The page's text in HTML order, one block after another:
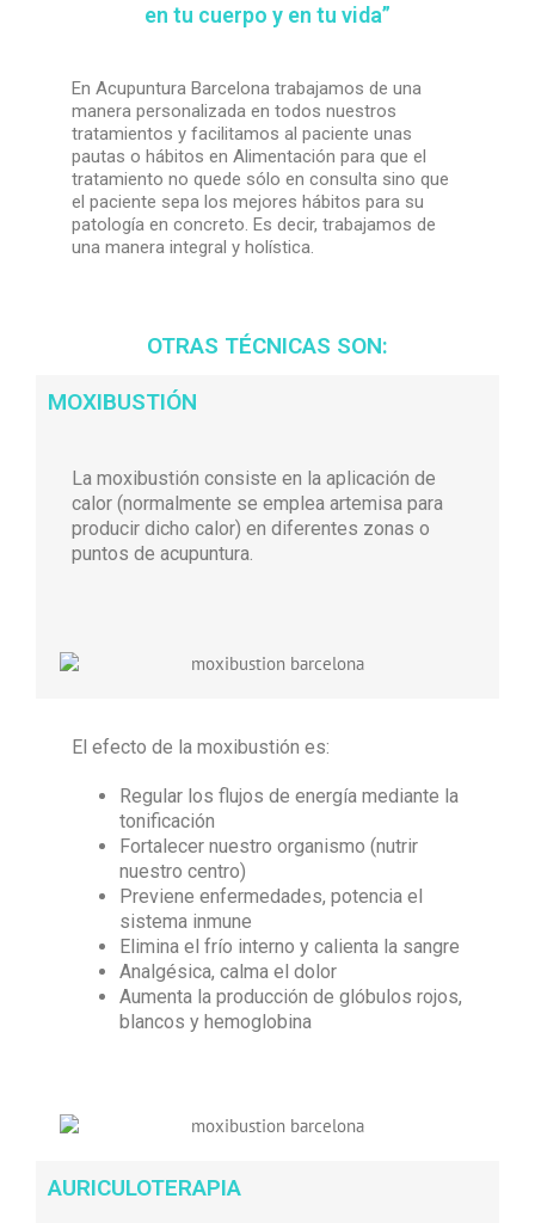
en tu cuerpo y en tu vida”
En Acupuntura Barcelona trabajamos de una
manera personalizada en todos nuestros
tratamientos y facilitamos al paciente unas
pautas o hábitos en Alimentación para que el
tratamiento no quede sólo en consulta sino que
el paciente sepa los mejores hábitos para su
patología en concreto. Es decir, trabajamos de
una manera integral y holística.
OTRAS TÉCNICAS SON:
MOXIBUSTIÓN
La moxibustión consiste en la aplicación de
calor (normalmente se emplea artemisa para
producir dicho calor) en diferentes zonas o
puntos de acupuntura.
El efecto de la moxibustión es:
Regular los flujos de energía mediante la
tonificación
Fortalecer nuestro organismo (nutrir
nuestro centro)
Previene enfermedades, potencia el
sistema inmune
Elimina el frío interno y calienta la sangre
Analgésica, calma el dolor
Aumenta la producción de glóbulos rojos,
blancos y hemoglobina
AURICULOTERAPIA